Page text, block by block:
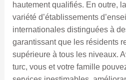
hautement qualifiés. En outre,
variété d’établissements
internationales distinguées à
garantissant que les résidents
supérieure à tous les niveaux.
turc, vous et votre famille